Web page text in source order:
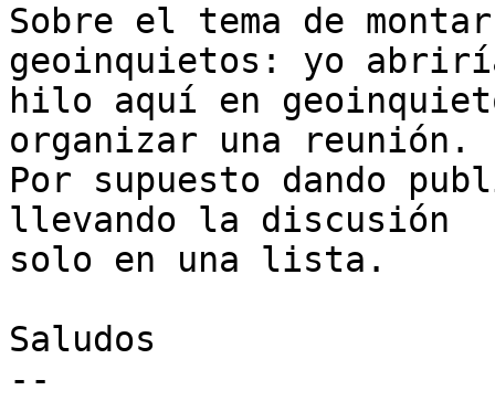
Sobre el tema de
geoinquietos: yo
hilo aquí en
organizar una reunión.
Por supuesto dando
llevando la discusión
solo en una lista.
Saludos
--